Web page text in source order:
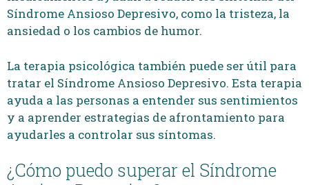
Síndrome Ansioso Depresivo, como la tristeza, la
ansiedad o los cambios de humor.
La terapia psicológica también puede ser útil para
tratar el Síndrome Ansioso Depresivo. Esta terapia
ayuda a las personas a entender sus sentimientos
y a aprender estrategias de afrontamiento para
ayudarles a controlar sus síntomas.
¿Cómo puedo superar el Síndrome